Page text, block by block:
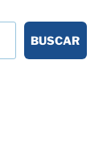
BUSCAR